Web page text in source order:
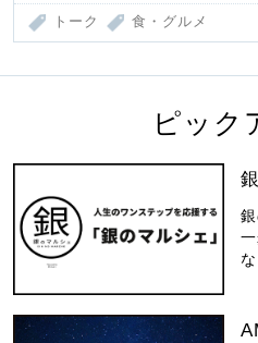
トーク 食・グルメ
ピック